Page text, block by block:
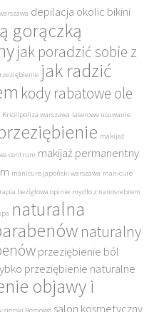
depilacja okolic bikini
gorączką
jak poradzić sobie z
jak radzić
kody rabatowe ole
Kriolipoliza warszawa laserowe usuwanie
makijaż
centrum makijaż permanentny
manicure japoński warszawa manicure
bezigłowa opinie mydło z nanosrebrem
naturalna
naturalny
przeziębienie ból
przeziębienie naturalne
objawy i
Bemowo salon kosmetyczny